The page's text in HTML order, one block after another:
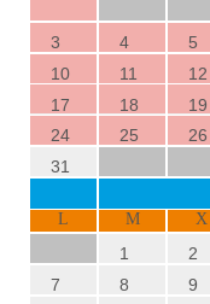
3
4 5
10
11 12
17
18 19
24
25 26
31
L M X
1 2
7
8 9